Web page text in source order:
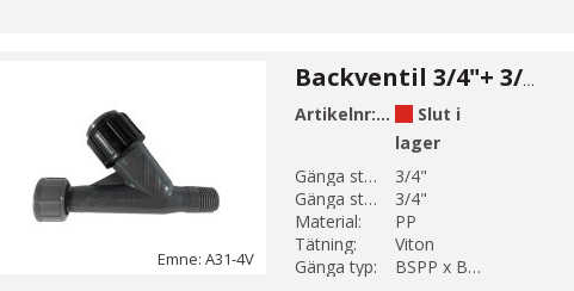
Emne: A31-4V
Backventil 3/4"+ 3/4"
Artikelnr:A31-45-V
Slut i
lager
Gänga storlek 1:
3/4"
Gänga storlek 2:
3/4"
Material:
PP
Tätning:
Viton
Gänga typ:
BSPP x BSPT